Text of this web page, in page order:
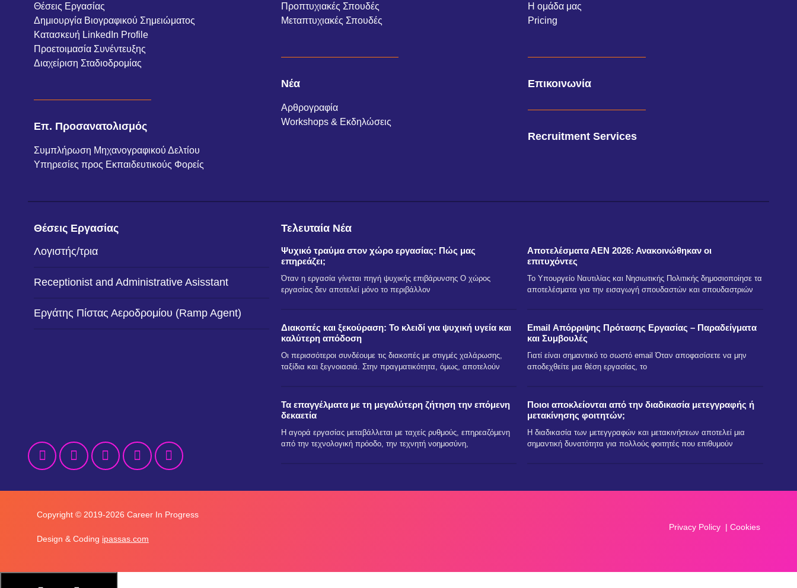
Θέσεις Εργασίας
Δημιουργία Βιογραφικού Σημειώματος
Κατασκευή LinkedIn Profile
Προετοιμασία Συνέντευξης
Διαχείριση Σταδιοδρομίας
Επ. Προσανατολισμός
Συμπλήρωση Μηχανογραφικού Δελτίου
Υπηρεσίες προς Εκπαιδευτικούς Φορείς
Προπτυχιακές Σπουδές
Μεταπτυχιακές Σπουδές
Νέα
Αρθρογραφία
Workshops & Εκδηλώσεις
Η ομάδα μας
Pricing
Επικοινωνία
Recruitment Services
Θέσεις Εργασίας
Λογιστής/τρια
Receptionist and Administrative Asisstant
Εργάτης Πίστας Αεροδρομίου (Ramp Agent)
Τελευταία Νέα
Ψυχικό τραύμα στον χώρο εργασίας: Πώς μας
επηρεάζει;
Όταν η εργασία γίνεται πηγή ψυχικής επιβάρυνσης Ο χώρος
εργασίας δεν αποτελεί μόνο το περιβάλλον
Αποτελέσματα ΑΕΝ 2026: Ανακοινώθηκαν οι
επιτυχόντες
Το Υπουργείο Ναυτιλίας και Νησιωτικής Πολιτικής δημοσιοποίησε τα
αποτελέσματα για την εισαγωγή σπουδαστών και σπουδαστριών
Διακοπές και ξεκούραση: Το κλειδί για ψυχική υγεία και
καλύτερη απόδοση
Οι περισσότεροι συνδέουμε τις διακοπές με στιγμές χαλάρωσης,
ταξίδια και ξεγνοιασιά. Στην πραγματικότητα, όμως, αποτελούν
Email Απόρριψης Πρότασης Εργασίας – Παραδείγματα
και Συμβουλές
Γιατί είναι σημαντικό το σωστό email Όταν αποφασίσετε να μην
αποδεχθείτε μια θέση εργασίας, το
Τα επαγγέλματα με τη μεγαλύτερη ζήτηση την επόμενη
δεκαετία
Η αγορά εργασίας μεταβάλλεται με ταχείς ρυθμούς, επηρεαζόμενη
από την τεχνολογική πρόοδο, την τεχνητή νοημοσύνη,
Ποιοι αποκλείονται από την διαδικασία μετεγγραφής ή
μετακίνησης φοιτητών;
Η διαδικασία των μετεγγραφών και μετακινήσεων αποτελεί μια
σημαντική δυνατότητα για πολλούς φοιτητές που επιθυμούν
Copyright © 2019-2026 Career In Progress
Design & Coding ipassas.com
Privacy Policy| Cookies